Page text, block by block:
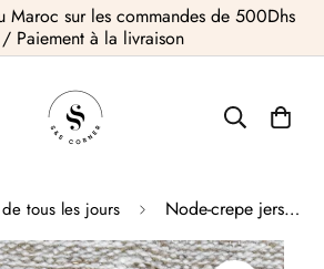
Maroc sur les commandes de 500Dhs
Paiement à la livraison
tous les jours Node-crepe jersey lisse